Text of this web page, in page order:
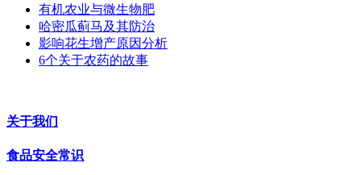
有机农业与微生物肥
哈密瓜蓟马及其防治
影响花生增产原因分析
6个关于农药的故事
关于我们
食品安全常识